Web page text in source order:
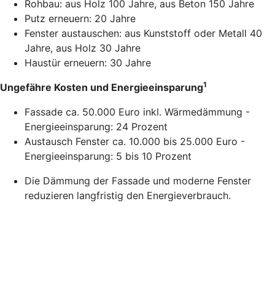
Rohbau: aus Holz 100 Jahre, aus Beton 150 Jahre
Putz erneuern: 20 Jahre
Fenster austauschen: aus Kunststoff oder Metall 40
Jahre, aus Holz 30 Jahre
Haustür erneuern: 30 Jahre
Ungefähre Kosten und Energieeinsparung1
Fassade ca. 50.000 Euro inkl. Wärmedämmung -
Energieeinsparung: 24 Prozent
Austausch Fenster ca. 10.000 bis 25.000 Euro -
Energieeinsparung: 5 bis 10 Prozent
Die Dämmung der Fassade und moderne Fenster
reduzieren langfristig den Energieverbrauch.